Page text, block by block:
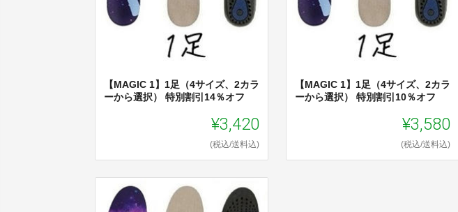
【MAGIC 1】1足（4サイズ、2カラ
ーから選択） 特別割引14％オフ
¥3,420
(税込/送料込)
【MAGIC 1】1足（4サイズ、2カラ
ーから選択） 特別割引10％オフ
¥3,580
(税込/送料込)